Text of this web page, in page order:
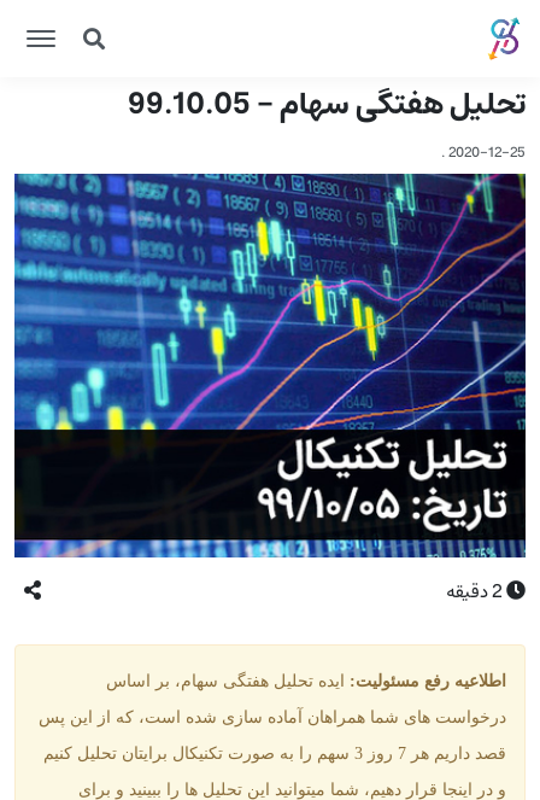
تحلیل هفتگی سهام - 99.10.05
2020-12-25
.
2دقیقه
اطلاعیه رفع مسئولیت: ایده تحلیل هفتگی سهام، بر اساس
درخواست های شما همراهان آماده سازی شده است، که از این پس
قصد داریم هر 7 روز 3 سهم را به صورت تکنیکال برایتان تحلیل کنیم
و در اینجا قرار دهیم، شما میتوانید این تحلیل ها را ببینید و برای